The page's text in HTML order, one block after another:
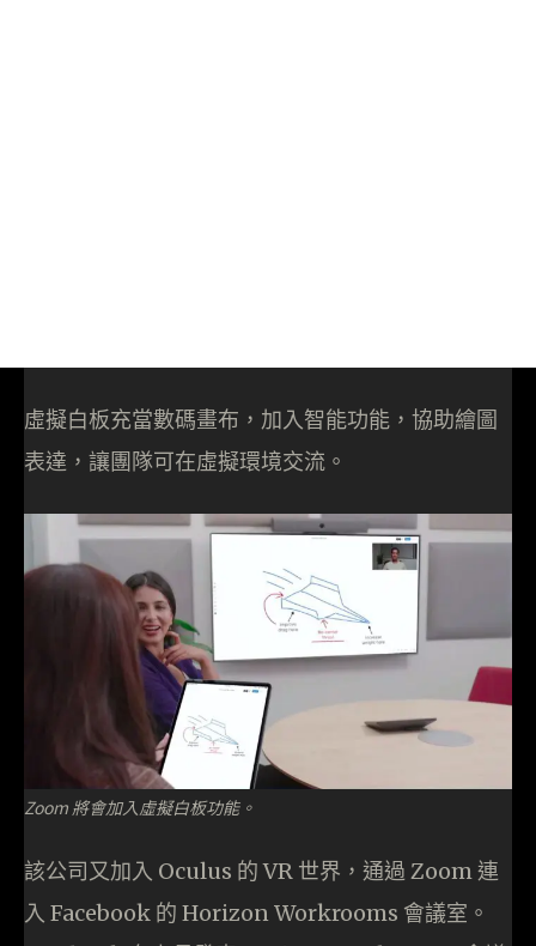
虛擬白板充當數碼畫布，加入智能功能，協助繪圖
表達，讓團隊可在虛擬環境交流。
Zoom 將會加入虛擬白板功能。
該公司又加入 Oculus 的 VR 世界，通過 Zoom 連
入 Facebook 的 Horizon Workrooms 會議室。